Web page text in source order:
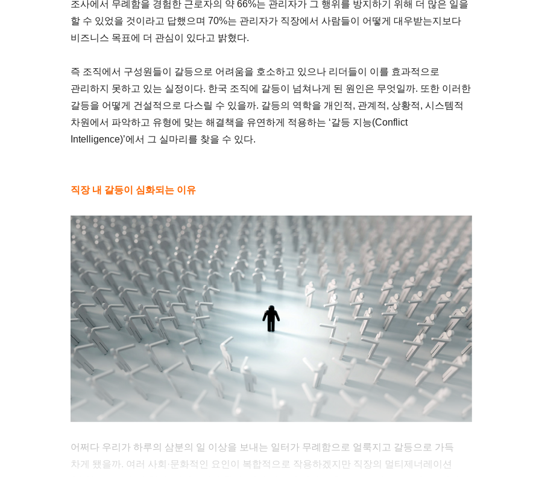
조사에서 무례함을 경험한 근로자의 약 66%는 관리자가 그 행위를 방지하기 위해 더 많은 일을
할 수 있었을 것이라고 답했으며 70%는 관리자가 직장에서 사람들이 어떻게 대우받는지보다
비즈니스 목표에 더 관심이 있다고 밝혔다.
즉 조직에서 구성원들이 갈등으로 어려움을 호소하고 있으나 리더들이 이를 효과적으로
관리하지 못하고 있는 실정이다. 한국 조직에 갈등이 넘쳐나게 된 원인은 무엇일까. 또한 이러한
갈등을 어떻게 건설적으로 다스릴 수 있을까. 갈등의 역학을 개인적, 관계적, 상황적, 시스템적
차원에서 파악하고 유형에 맞는 해결책을 유연하게 적용하는 ‘갈등 지능(Conflict
Intelligence)’에서 그 실마리를 찾을 수 있다.
직장 내 갈등이 심화되는 이유
어쩌다 우리가 하루의 삼분의 일 이상을 보내는 일터가 무례함으로 얼룩지고 갈등으로 가득
차게 됐을까. 여러 사회·문화적인 요인이 복합적으로 작용하겠지만 직장의 멀티제너레이션